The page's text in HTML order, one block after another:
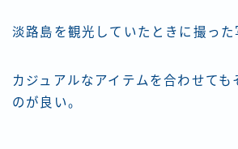
淡路島を観光していたときに撮った
カジュアルなアイテムを合わせても
のが良い。